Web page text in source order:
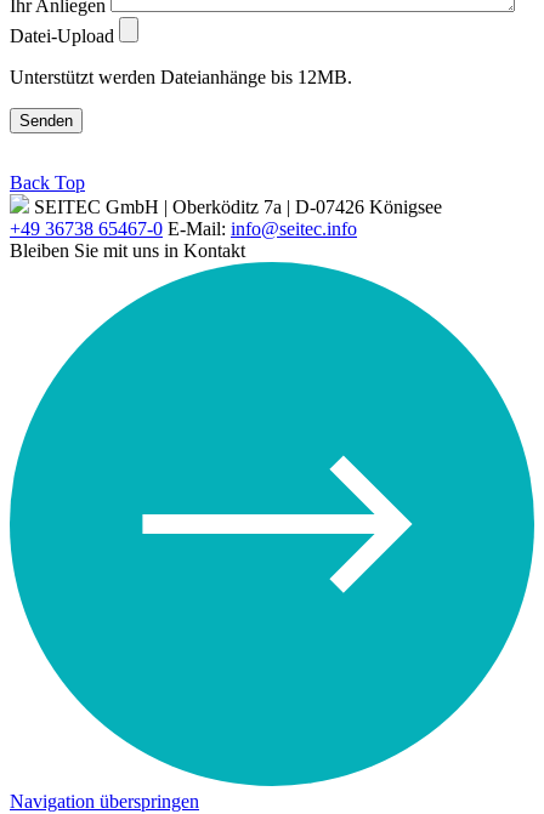
Ihr Anliegen
Datei-Upload
Unterstützt werden Dateianhänge bis 12MB.
Senden
Back Top
SEITEC GmbH | Oberköditz 7a | D-07426 Königsee
+49 36738 65467-0 E-Mail: info@seitec.info
Bleiben Sie mit uns in Kontakt
Navigation überspringen